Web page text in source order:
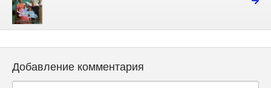
Добавление комментария